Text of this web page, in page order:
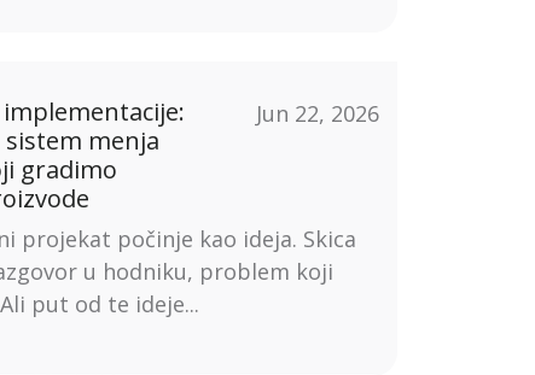
sistem menja
gradimo
Jun 22, 2026
projekat počinje kao ideja. Skica
u hodniku, problem koji
put od te ideje...